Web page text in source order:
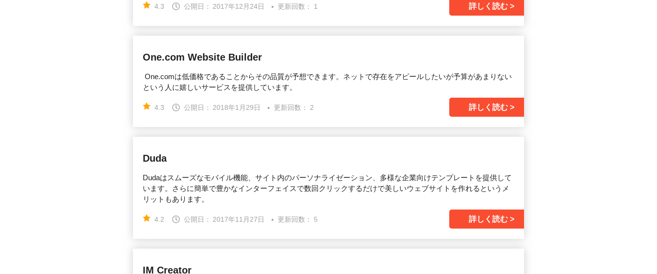
4.3 公開日： 2017年12月24日 更新回数： 1 詳しく読む
One.com Website Builder
One.comは低価格であることからその品質が予想できます。ネットで存在をアピールしたいが予算があまりない
という人に嬉しいサービスを提供しています。
4.3 公開日： 2018年1月29日 更新回数： 2 詳しく読む
Duda
Dudaはスムーズなモバイル機能、サイト内のパーソナライゼーション、多様な企業向けテンプレートを提供して
います。さらに簡単で豊かなインターフェイスで数回クリックするだけで美しいウェブサイトを作れるというメ
リットもあります。
4.2 公開日： 2017年11月27日 更新回数： 5 詳しく読む
IM Creator